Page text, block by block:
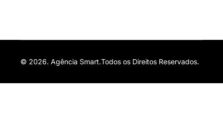
© 2026. Agência Smart.Todos os Direitos Reservados.